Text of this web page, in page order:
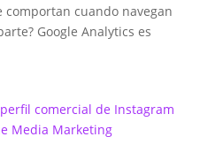
comportan cuando navegan
Google Analytics es